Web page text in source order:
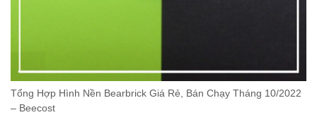
Tổng Hợp Hình Nền Bearbrick Giá Rẻ, Bán Chạy Tháng 10/2022
– Beecost